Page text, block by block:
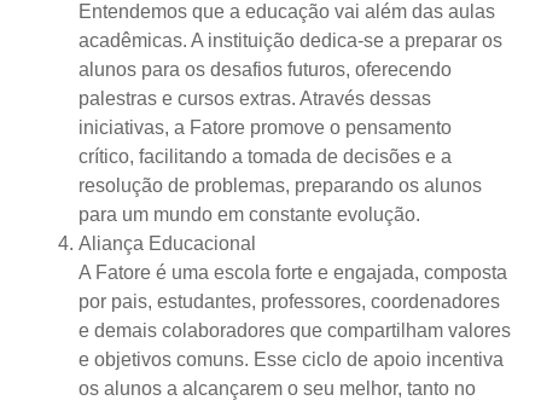
Entendemos que a educação vai além das aulas
acadêmicas. A instituição dedica-se a preparar os
alunos para os desafios futuros, oferecendo
palestras e cursos extras. Através dessas
iniciativas, a Fatore promove o pensamento
crítico, facilitando a tomada de decisões e a
resolução de problemas, preparando os alunos
para um mundo em constante evolução.
Aliança Educacional
A Fatore é uma escola forte e engajada, composta
por pais, estudantes, professores, coordenadores
e demais colaboradores que compartilham valores
e objetivos comuns. Esse ciclo de apoio incentiva
os alunos a alcançarem o seu melhor, tanto no